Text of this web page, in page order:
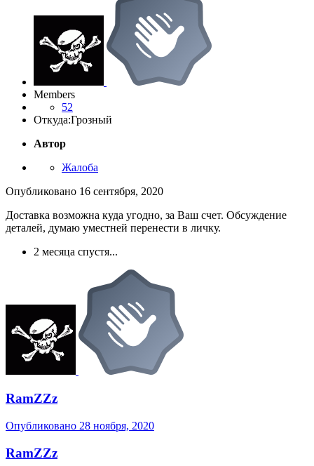
Members
52
Откуда:Грозный
Автор
Жалоба
Опубликовано 16 сентября, 2020
Доставка возможна куда угодно, за Ваш счет. Обсуждение
деталей, думаю уместней перенести в личку.
2 месяца спустя...
RamZZz
Опубликовано 28 ноября, 2020
RamZZz